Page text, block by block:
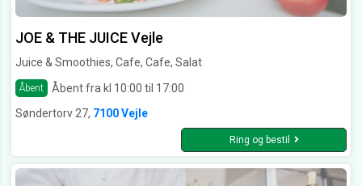
JOE & THE JUICE Vejle
Juice & Smoothies, Cafe, Cafe, Salat
Åbent
Åbent fra kl 10:00 til 17:00
Søndertorv 27, 7100 Vejle
Ring og bestil